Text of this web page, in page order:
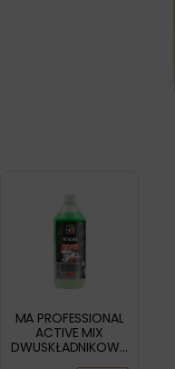
MA PROFESSIONAL
ACTIVE MIX
DWUSKŁADNIKOWA